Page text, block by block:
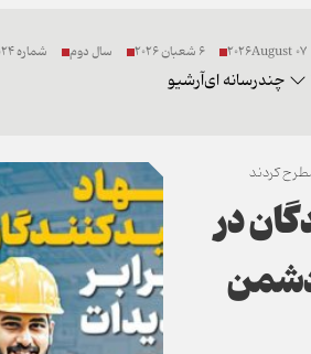
07 2026August 6 شعبان 2026 سال دوم شماره 524
چندرسانه ایآرشیو
کردند
در
دشمن